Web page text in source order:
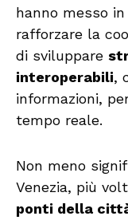
hanno messo in
rafforzare la
di sviluppare
interoperabili,
informazioni,
tempo reale.
Non meno
Venezia, più
ponti della